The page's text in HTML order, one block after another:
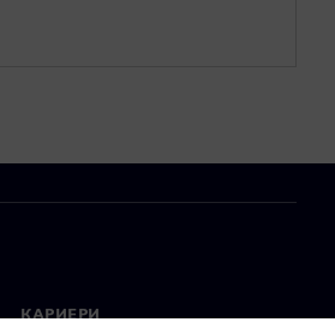
КАРИЕРИ